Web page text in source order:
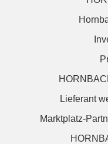
Lieferant
Marktplatz-